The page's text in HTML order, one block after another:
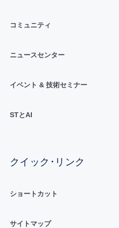
コミュニティ
ニュースセンター
イベント & 技術セミナー
STとAI
クイック･リンク
ショートカット
サイトマップ